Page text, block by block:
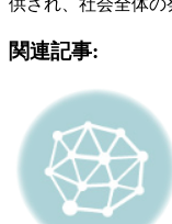
供され、社会全体の
関連記事: